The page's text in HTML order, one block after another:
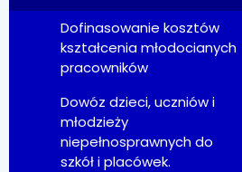
Dofinasowanie kosztów
kształcenia młodocianych
pracowników
Dowóz dzieci, uczniów i
młodzieży
niepełnosprawnych do
szkół i placówek.